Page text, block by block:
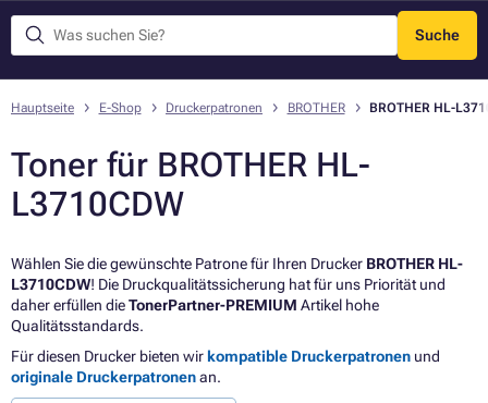
Suche
Menü
Hauptseite E-Shop Druckerpatronen BROTHER BROTHER HL-
Toner für BROTHER HL-
L3710CDW
Wählen Sie die gewünschte Patrone für Ihren Drucker BROTHER HL-
L3710CDW! Die Druckqualitätssicherung hat für uns Priorität und
daher erfüllen dieTonerPartner-PREMIUM Artikel hohe
Qualitätsstandards.
Für diesen Drucker bieten wir kompatible Druckerpatronen und
originale Druckerpatronenan.